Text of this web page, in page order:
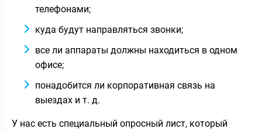
телефонами;
куда будут направляться звонки;
все ли аппараты должны находиться в одном
офисе;
понадобится ли корпоративная связь на
выездах и т. д.
У нас есть специальный опросный лист, который